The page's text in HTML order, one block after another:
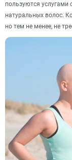
пользуются услугами
натуральных волос.
но тем не менее, не